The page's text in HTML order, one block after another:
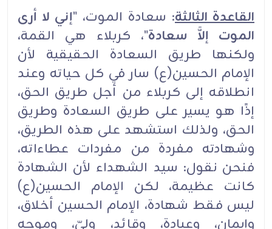
القاعدة الثالثة: سعادة الموت، "إني لا أرى
الموت إلاَّ سعادة"، كربلاء هي القمة،
ولكنها طريق السعادة الحقيقية لأن
الإمام الحسين(ع) سار في كل حياته وعند
انطلاقه إلى كربلاء من أجل طريق الحق،
إذًا هو يسير على طريق السعادة وطريق
الحق، ولذلك استشهد على هذه الطريق،
وشهادته مفردة من مفردات عطاءاته،
فنحن نقول: سيد الشهداء لأن الشهادة
كانت عظيمة، لكن الإمام الحسين(ع)
ليس فقط شهادة، الإمام الحسين أخلاق،
وإيمان، وعبادة، وقائد، وليّ، وموجه